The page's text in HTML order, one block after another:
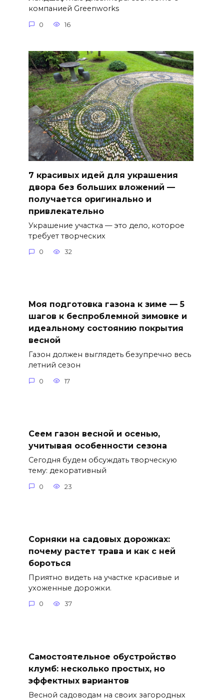
компанией Greenworks
0 16
7 красивых идей для украшения
двора без больших вложений —
получается оригинально и
привлекательно
Украшение участка — это дело, которое
требует творческих
0 32
Моя подготовка газона к зиме — 5
шагов к беспроблемной зимовке и
идеальному состоянию покрытия
весной
Газон должен выглядеть безупречно весь
летний сезон
0 17
Сеем газон весной и осенью,
учитывая особенности сезона
Сегодня будем обсуждать творческую
тему: декоративный
0 23
Сорняки на садовых дорожках:
почему растет трава и как с ней
бороться
Приятно видеть на участке красивые и
ухоженные дорожки.
0 37
Самостоятельное обустройство
клумб: несколько простых, но
эффектных вариантов
Весной садоводам на своих загородных